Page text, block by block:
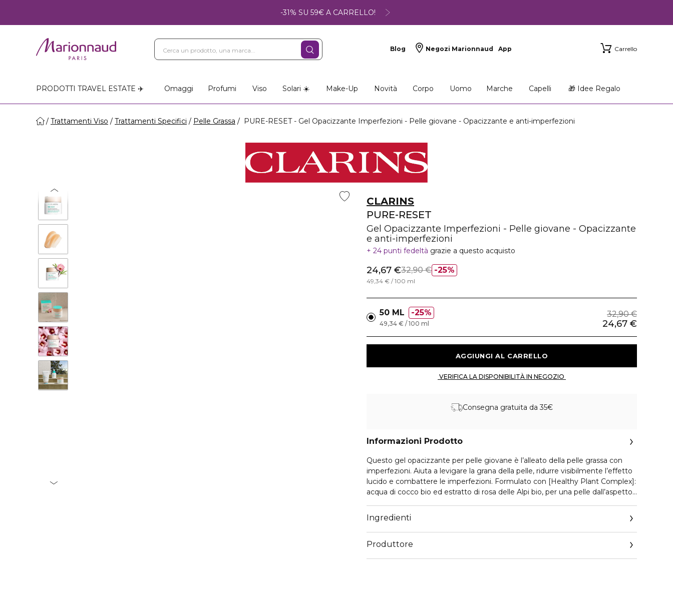
-31% SU 59€ A CARRELLO!
Blog Negozi Marionnaud App Carrello
PRODOTTI TRAVEL ESTATE ✈️ Omaggi Profumi Viso Solari ☀️ Make-Up Novità Corpo Uomo Marche Capelli 🎁 Idee Regalo
Trattamenti Viso Trattamenti Specifici Pelle Grassa PURE-RESET - Gel Opacizzante Imperfezioni - Pelle giovane - Opacizzante e anti-imperfezioni
CLARINS
PURE-RESET
Gel Opacizzante Imperfezioni - Pelle giovane - Opacizzante
e anti-imperfezioni
24 punti fedeltà grazie a questo acquisto
25%
24,67 €32,90 €
49,34 € / 100 ml
50 ML 25% 32,90 €
24,67 €
49,34 € / 100 ml
Consegna gratuita da 35€
Informazioni Prodotto
Questo gel opacizzante per pelle giovane è l’alleato della pelle grassa con
imperfezioni. Aiuta a levigare la grana della pelle, ridurre visibilmente l’effetto
lucido e combattere le imperfezioni. Formulato con [Healthy Plant Complex]:
acqua di cocco bio ed estratto di rosa delle Alpi bio, per una pelle dall’aspetto
più liscia, pulita e opaca. Texture gel rosa fresco e leggero, effetto opaco
immediato.
Ingredienti
Produttore